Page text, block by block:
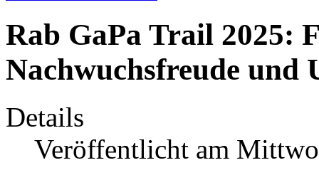
Rab GaPa Trail 2025:
Nachwuchsfreude und
Details
Veröffentlicht am